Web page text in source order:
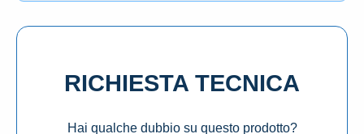
RICHIESTA TECNICA
Hai qualche dubbio su questo prodotto?